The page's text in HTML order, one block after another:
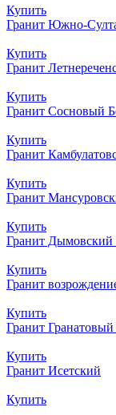
Купить
Гранит Южно-
Купить
Гранит
Купить
Гранит Сосновый
Купить
Гранит
Купить
Гранит
Купить
Гранит
Купить
Гранит
Купить
Гранит
Купить
Гранит Исетский
Купить